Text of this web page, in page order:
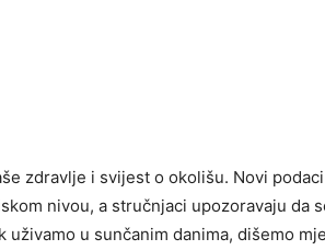
zdravlje i svijest o okolišu. Novi
nivou, a stručnjaci upozoravaju da
u sunčanim danima, dišemo